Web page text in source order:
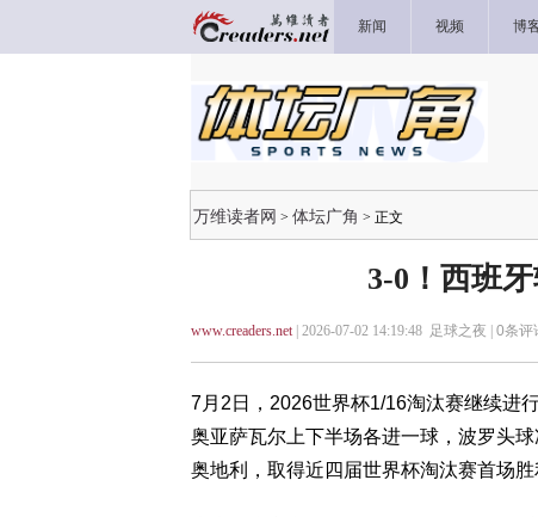
新闻 视频 博
万维读者网 > 体坛广角 > 正文
3-0！西班
www.creaders.net| 2026-07-02 14:19:48 足球之夜 | 0条评
7月2日，2026世界杯1/16淘汰赛继续进
奥亚萨瓦尔上下半场各进一球，波罗头
奥地利，取得近四届世界杯淘汰赛首场胜